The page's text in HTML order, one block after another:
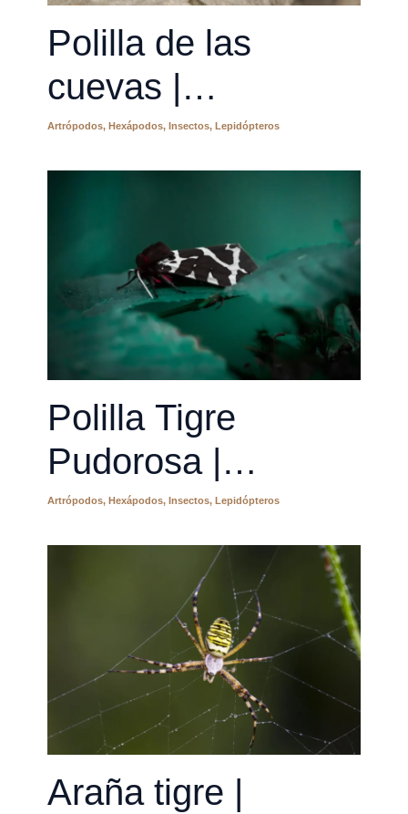
Polilla de las
cuevas |
Scoliopteryx libatrix
Artrópodos, Hexápodos, Insectos, Lepidópteros
Polilla Tigre
Pudorosa |
Cymbalophora
pudica
Artrópodos, Hexápodos, Insectos, Lepidópteros
Araña tigre |